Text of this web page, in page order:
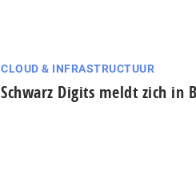
CLOUD & INFRASTRUCTUUR
Schwarz Digits meldt zich in